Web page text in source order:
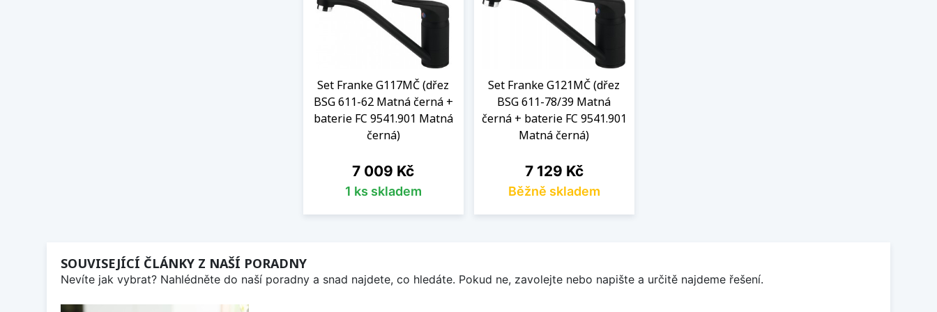
Set Franke G117MČ (dřez
BSG 611-62 Matná černá +
baterie FC 9541.901 Matná
černá)
Cena
7 009 Kč
1 ks skladem
Set Franke G121MČ (dřez
BSG 611-78/39 Matná
černá + baterie FC 9541.901
Matná černá)
Cena
7 129 Kč
Běžně skladem
SOUVISEJÍCÍ ČLÁNKY Z NAŠÍ PORADNY
Nevíte jak vybrat? Nahlédněte do naší poradny a snad najdete, co hledáte. Pokud ne, zavolejte nebo napište a určitě najdeme řešení.